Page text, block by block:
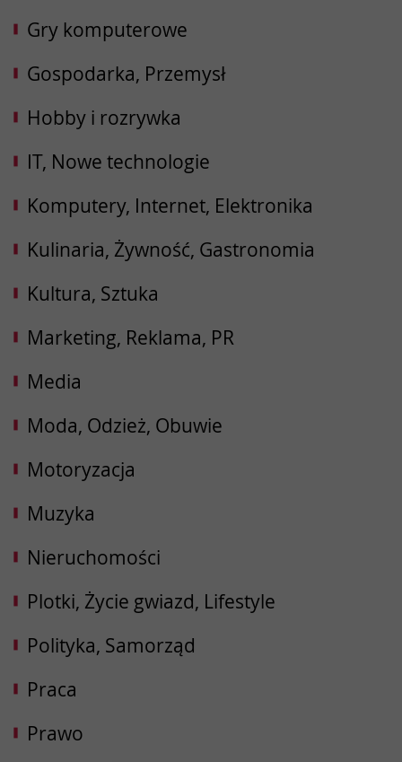
Gry komputerowe
Gospodarka, Przemysł
Hobby i rozrywka
IT, Nowe technologie
Komputery, Internet, Elektronika
Kulinaria, Żywność, Gastronomia
Kultura, Sztuka
Marketing, Reklama, PR
Media
Moda, Odzież, Obuwie
Motoryzacja
Muzyka
Nieruchomości
Plotki, Życie gwiazd, Lifestyle
Polityka, Samorząd
Praca
Prawo